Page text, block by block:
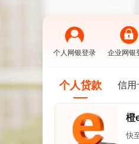
关于进一步加强代理贵
关于加强代理贵金属业
关于调整存量首套住房
个人网银登录 企业网银
个人贷款 信用
橙
快